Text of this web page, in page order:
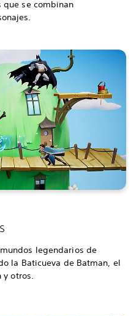
que se combinan
legendarios de
la Baticueva de Batman, el
y otros.